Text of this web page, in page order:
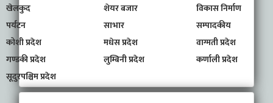
खेलकुद
शेयर बजार
विकास निर्माण
पर्यटन
साभार
सम्पादकीय
कोशी प्रदेश
मधेस प्रदेश
वाग्मती प्रदेश
गण्डकी प्रदेश
लुम्बिनी प्रदेश
कर्णाली प्रदेश
सूदुरपश्चिम प्रदेश